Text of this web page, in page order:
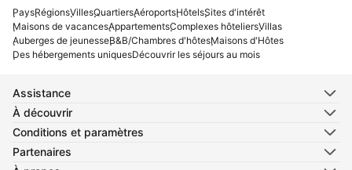
PaysRégionsVillesQuartiersAéroportsHôtelsSites d'intérêt
Maisons de vacancesAppartementsComplexes hôteliersVillas
Auberges de jeunesseB&B/Chambres d'hôtesMaisons d'Hôtes
Des hébergements uniquesDécouvrir les séjours au mois
Assistance
À découvrir
Conditions et paramètres
Partenaires